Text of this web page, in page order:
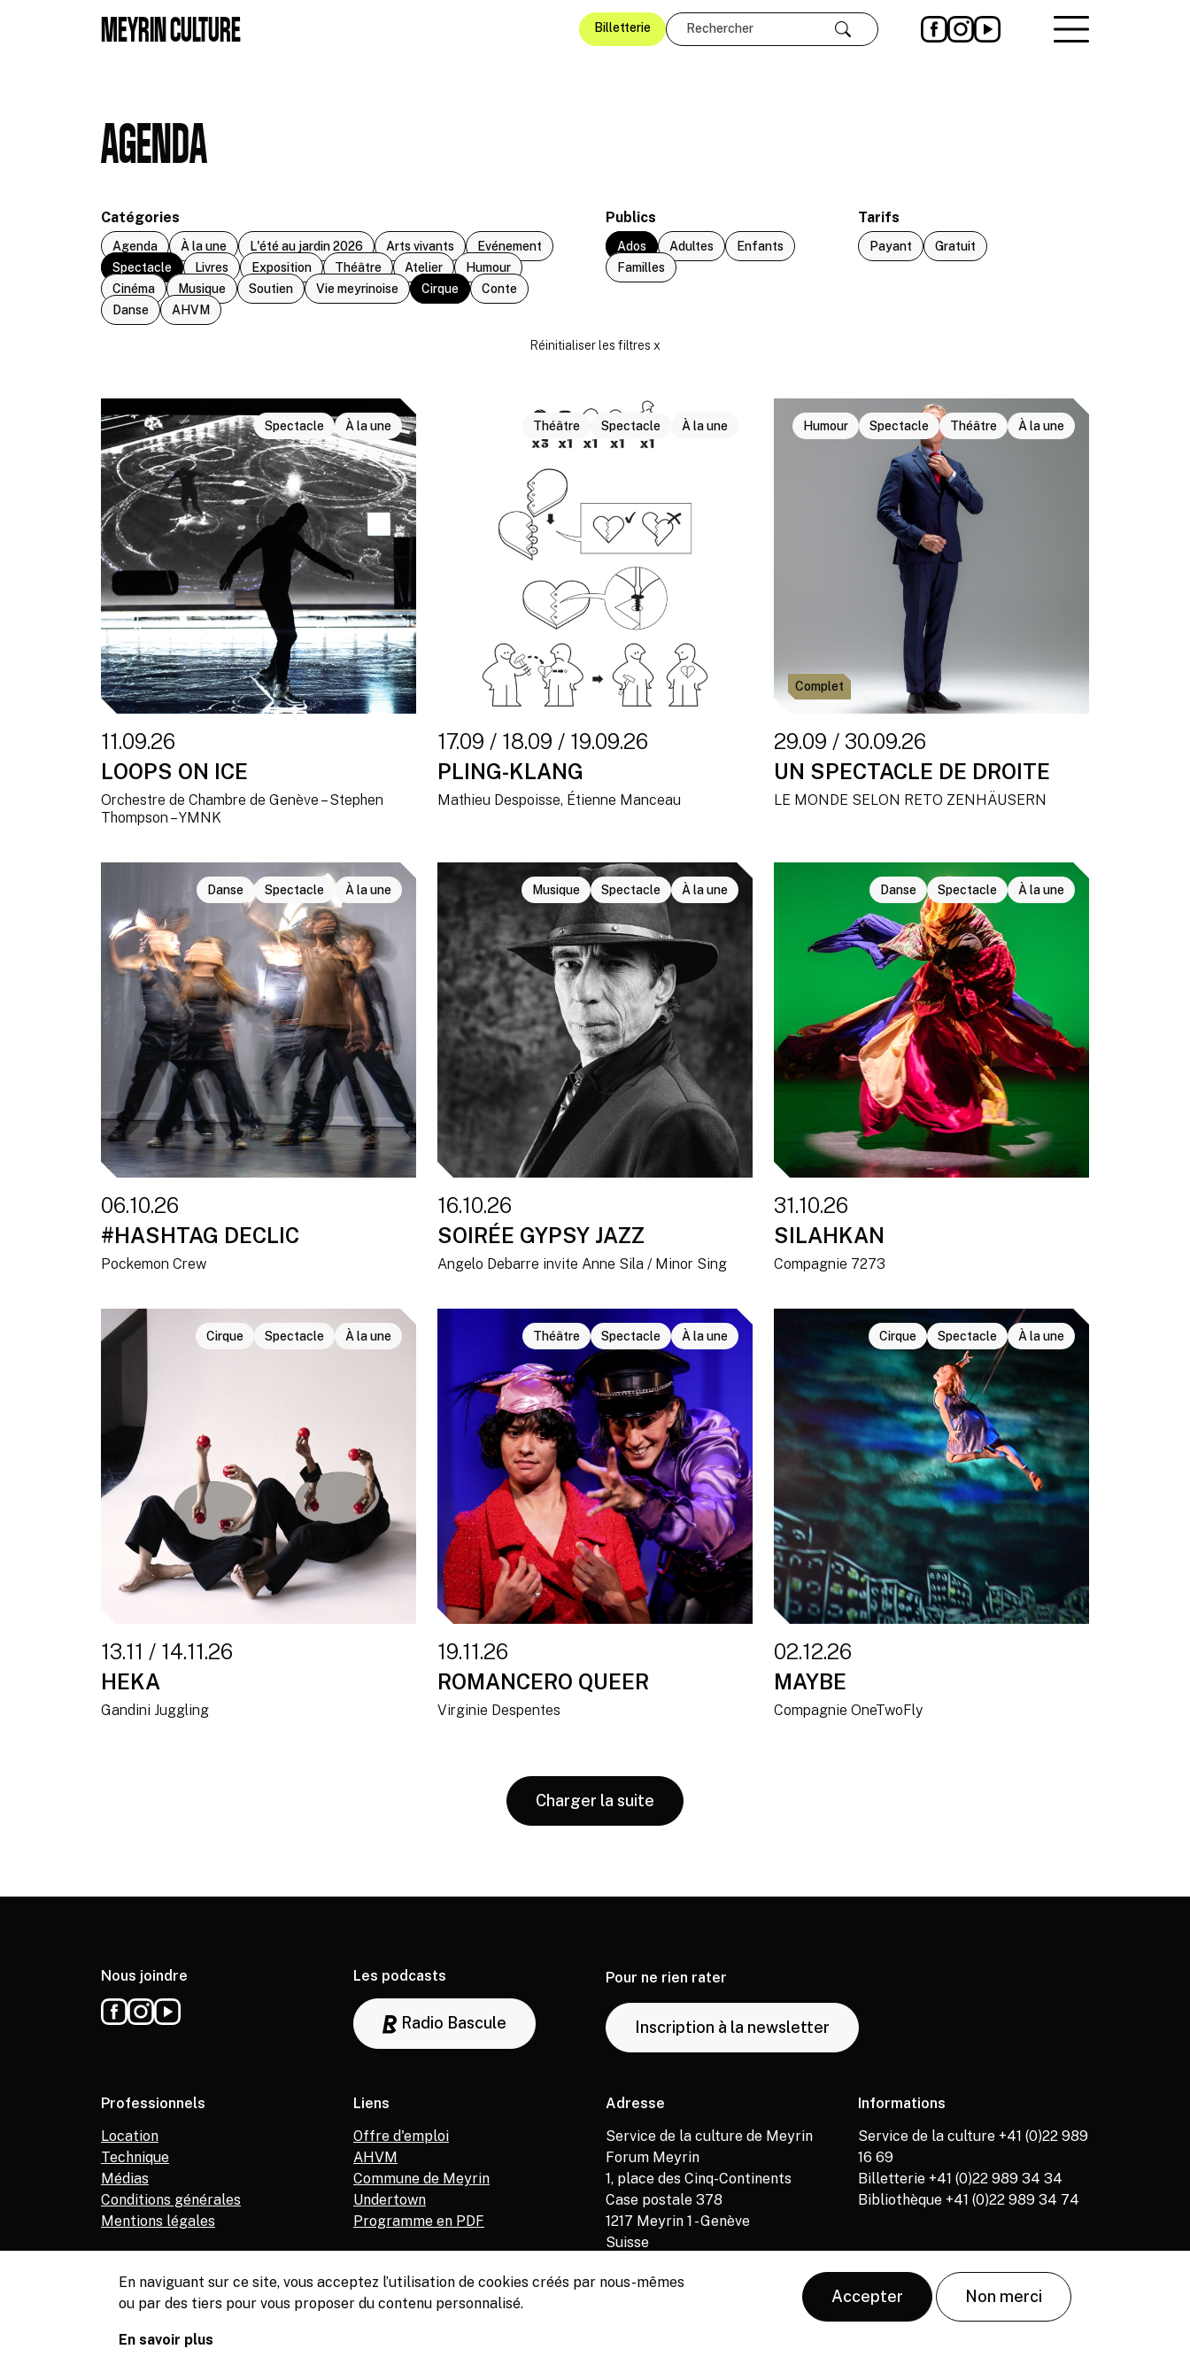
MEYRIN CULTURE Billetterie
Rechercher
AGENDA
Catégories
Agenda À la une L'été au jardin 2026 Arts vivants
Evénement
Spectacle
Livres Exposition Théâtre Atelier
Humour
Cinéma
Musique Soutien Vie meyrinoise Cirque
Conte
Danse
AHVM
Publics
Ados Adultes
Enfants
Familles
Tarifs
Payant Gratuit
Spectacle À la une
11.09.26
LOOPS ON ICE
Orchestre de Chambre de Genève – Stephen
Thompson – YMNK
Théâtre Spectacle À la une
17.09 / 18.09 / 19.09.26
PLING-KLANG
Mathieu Despoisse, Étienne Manceau
Humour Spectacle Théâtre À la une
Complet
29.09 / 30.09.26
UN SPECTACLE DE DROITE
LE MONDE SELON RETO ZENHÄUSERN
Danse Spectacle À la une
06.10.26
#HASHTAG DECLIC
Pockemon Crew
Musique Spectacle À la une
16.10.26
SOIRÉE GYPSY JAZZ
Angelo Debarre invite Anne Sila / Minor Sing
Danse Spectacle À la une
31.10.26
SILAHKAN
Compagnie 7273
Cirque Spectacle À la une
13.11 / 14.11.26
HEKA
Gandini Juggling
Théâtre Spectacle À la une
19.11.26
ROMANCERO QUEER
Virginie Despentes
Cirque Spectacle À la une
02.12.26
MAYBE
Compagnie OneTwoFly
Charger la suite
Nous joindre Les podcasts
Radio Bascule
Pour ne rien rater
Inscription à la newsletter
Professionnels
Location
Technique
Médias
Conditions générales
Mentions légales
Liens
Offre d'emploi
AHVM
Commune de Meyrin
Undertown
Programme en PDF
Adresse
Service de la culture de Meyrin
Forum Meyrin
1, place des Cinq-Continents
Case postale 378
1217 Meyrin 1 - Genève
Suisse
Informations
Service de la culture +41 (0)22 989
16 69
Billetterie +41 (0)22 989 34 34
Bibliothèque +41 (0)22 989 34 74
En naviguant sur ce site, vous acceptez l’utilisation de cookies créés par nous-mêmes
ou par des tiers pour vous proposer du contenu personnalisé.
En savoir plus
Accepter Non merci